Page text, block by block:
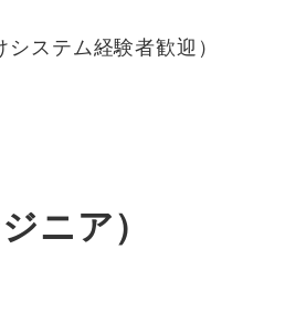
ステム経験者歓迎）
ニア）